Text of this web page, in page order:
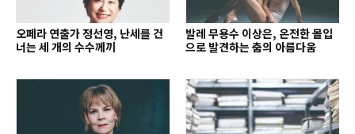
오페라 연출가 정선영, 난세를 건
너는 세 개의 수수께끼
발레 무용수 이상은, 온전한 몰입
으로 발견하는 춤의 아름다움